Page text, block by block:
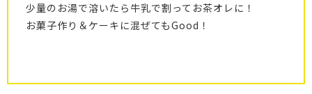
少量のお湯で溶いたら牛乳で割ってお茶オレに！
お菓子作り＆ケーキに混ぜてもGood！